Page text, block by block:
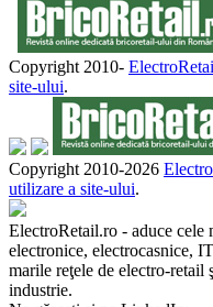
Copyright 2010-
site-ului.
Copyright 2010-2026
utilizare a site-ului.
ElectroRetail.ro - aduce cele
electronice, electrocasnice,
marile reţele de electro-
industrie.